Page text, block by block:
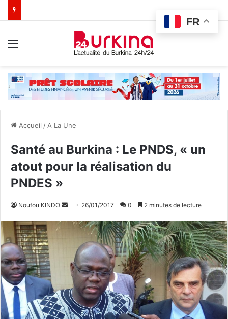
Accueil / A La Une
Santé au Burkina : Le PNDS, « un
atout pour la réalisation du
PNDES »
Noufou KINDO
e
u
n
c
26/01/2017 0 2 minutes de lecture
FR